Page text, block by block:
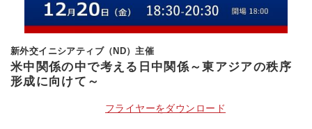
新外交イニシアティブ（ND）主催
米中関係の中で考える日中関係～東アジアの秩序
形成に向けて～
フライヤーをダウンロード